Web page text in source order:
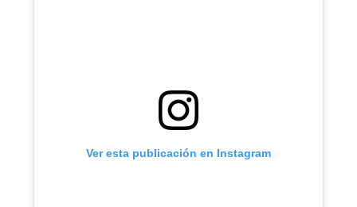
Ver esta publicación en Instagram